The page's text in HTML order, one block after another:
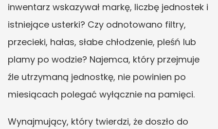
inwentarz wskazywał markę, liczbę jednostek i
istniejące usterki? Czy odnotowano filtry,
przecieki, hałas, słabe chłodzenie, pleśń lub
plamy po wodzie? Najemca, który przejmuje
źle utrzymaną jednostkę, nie powinien po
miesiącach polegać wyłącznie na pamięci.
Wynajmujący, który twierdzi, że doszło do